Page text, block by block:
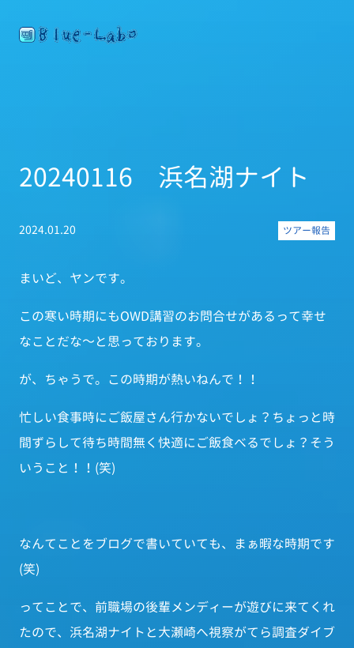
20240116 浜名湖ナイト
2024.01.20 ツアー報告
まいど、ヤンです。
この寒い時期にもOWD講習のお問合せがあるって幸せ
なことだな～と思っております。
が、ちゃうで。この時期が熱いねんで！！
忙しい食事時にご飯屋さん行かないでしょ？ちょっと時
間ずらして待ち時間無く快適にご飯食べるでしょ？そう
いうこと！！(笑)
なんてことをブログで書いていても、まぁ暇な時期です
(笑)
ってことで、前職場の後輩メンディーが遊びに来てくれ
たので、浜名湖ナイトと大瀬崎へ視察がてら調査ダイブ